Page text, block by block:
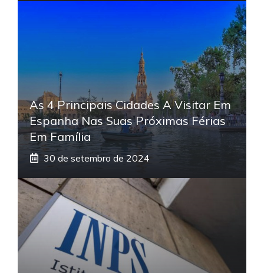
As 4 Principais Cidades A Visitar Em
Espanha Nas Suas Próximas Férias
Em Família
30 de setembro de 2024